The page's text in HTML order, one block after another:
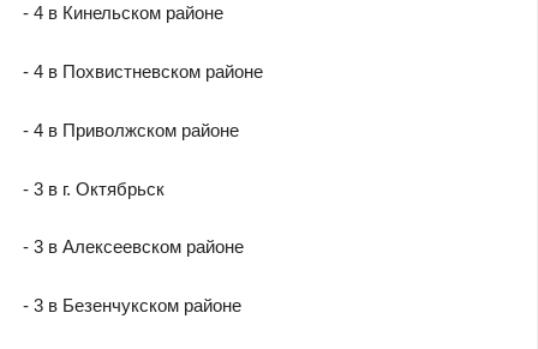
- 4 в Кинельском районе
- 4 в Похвистневском районе
- 4 в Приволжском районе
- 3 в г. Октябрьск
- 3 в Алексеевском районе
- 3 в Безенчукском районе